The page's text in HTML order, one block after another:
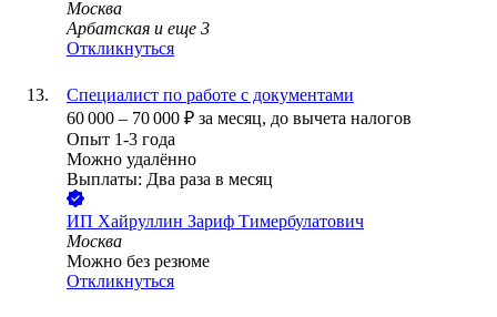
Москва
Арбатская и еще 3
Откликнуться
Специалист по работе с документами
60 000 – 70 000 ₽ за месяц, до вычета налогов
Опыт 1-3 года
Можно удалённо
Выплаты: Два раза в месяц
ИП Хайруллин Зариф Тимербулатович
Москва
Можно без резюме
Откликнуться